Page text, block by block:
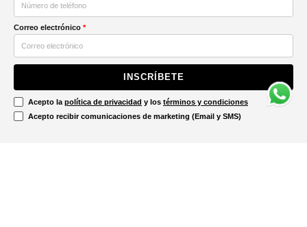
Correo electrónico *
INSCRÍBETE
Acepto la política de privacidad y los términos y condiciones
Acepto recibir comunicaciones de marketing (Email y SMS)